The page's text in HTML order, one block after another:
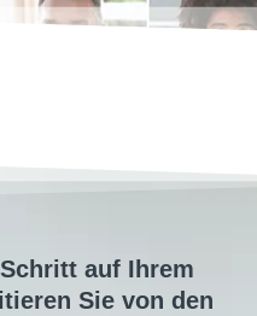
auf Ihrem
Sie von den